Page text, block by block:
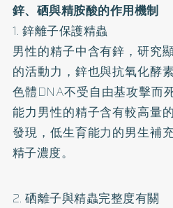
鋅、硒與精胺酸的作用機制
1. 鋅離子保護精蟲
男性的精子中含有鋅，研究
的活動力，鋅也與抗氧化酵
色體DNA不受自由基攻擊而
能力男性的精子含有較高量
發現，低生育能力的男生補
精子濃度。
2. 硒離子與精蟲完整度有關